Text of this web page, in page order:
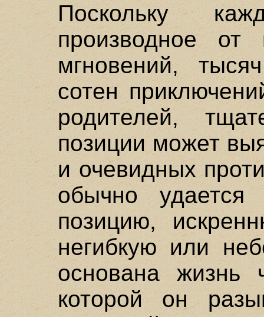
Поскольку
производное от
мгновений,
сотен
родителей,
позиции может
и очевидных
обычно удается
позицию,
негибкую или
основана жизнь
которой он